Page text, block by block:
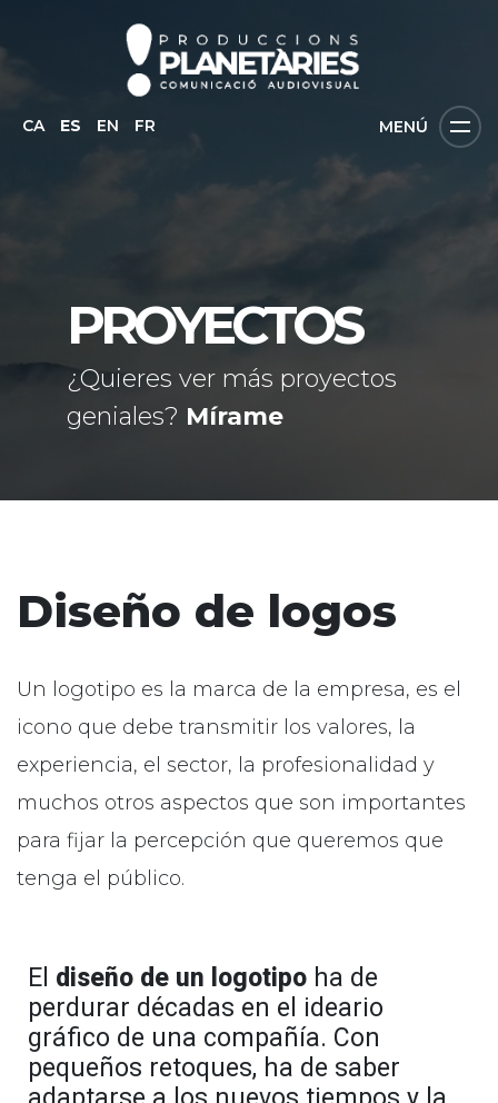
CA ES EN FR MENÚ
PROYECTOS
¿Quieres ver más proyectos
geniales? Mírame
Diseño de logos
Un logotipo es la marca de la empresa, es el
icono que debe transmitir los valores, la
experiencia, el sector, la profesionalidad y
muchos otros aspectos que son importantes
para fijar la percepción que queremos que
tenga el público.
El diseño de un logotipo ha de
perdurar décadas en el ideario
gráfico de una compañía. Con
pequeños retoques, ha de saber